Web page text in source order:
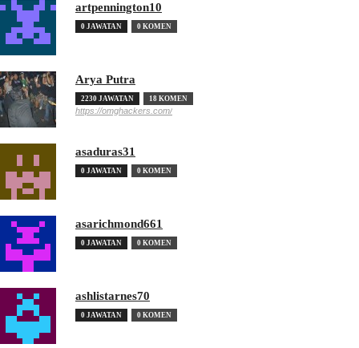
artpennington10
0 JAWATAN 0 KOMEN
Arya Putra
2230 JAWATAN 18 KOMEN
https://omghackers.com/
asaduras31
0 JAWATAN 0 KOMEN
asarichmond661
0 JAWATAN 0 KOMEN
ashlistarnes70
0 JAWATAN 0 KOMEN